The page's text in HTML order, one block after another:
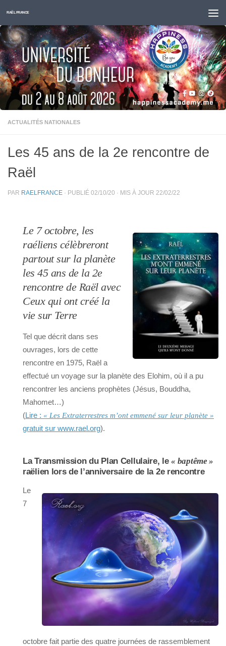
Skip to content
RAËL FRANCE
ACTUALITÉS NATIONALES
Les 45 ans de la 2e rencontre de
Raël
PAR RAELFRANCE · PUBLIÉ 02/10/20 · MIS À JOUR 22/02/22
Le 7 octobre, les
raéliens célèbreront
partout sur la planète
les 45 ans de la 2e
rencontre de Raël avec
Ceux qui ont créé la
vie sur Terre
Tel que décrit dans ses
ouvrages, lors de cette
rencontre en 1975, Raël a
effectué un voyage sur la planète des Elohim, où il a pu
rencontrer les anciens prophètes (Jésus, Bouddha,
Mahomet…)
(Lire : « Les Extraterrestres m’ont emmené sur leur planète »
gratuit sur www.rael.org).
La Transmission du Plan Cellulaire, le« baptême »
raëlien lors de l’anniversaire de la 2e rencontre
Le
7
octobre fait partie des quatre journées de rassemblement